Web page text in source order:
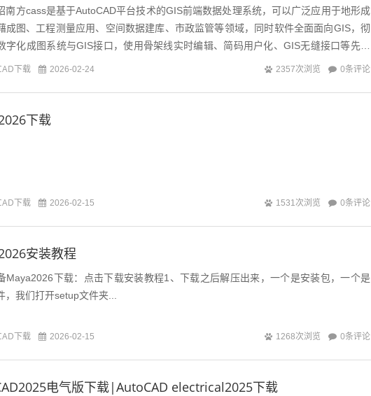
南方cass是基于AutoCAD平台技术的GIS前端数据处理系统，可以广泛应用于地形成
成图、工程测量应用、空间数据建库、市政监管等领域，同时软件全面面向GIS，彻
字化成图系统与GIS接口，使用骨架线实时编辑、简码用户化、GIS无缝接口等先进
用户量最大、升级最快、服务最...
下载 2026-02-24 2357次浏览 0条评论
下载
下载 2026-02-15 1531次浏览 0条评论
安装教程
Maya2026下载：点击下载安装教程1、下载之后解压出来，一个是安装包，一个是
，我们打开setup文件夹...
下载 2026-02-15 1268次浏览 0条评论
电气版下载|AutoCAD electrical2025下载